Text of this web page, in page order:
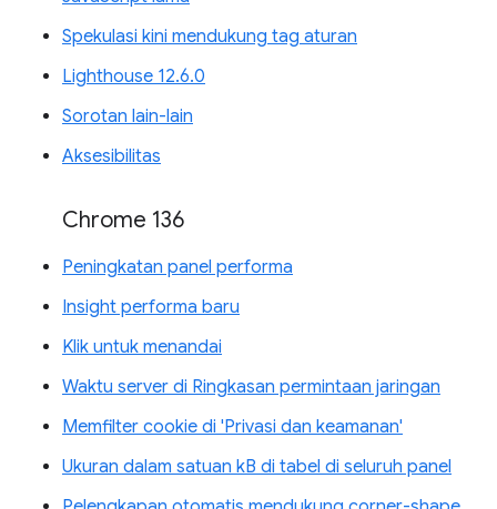
Spekulasi kini mendukung tag aturan
Lighthouse 12.6.0
Sorotan lain-lain
Aksesibilitas
Chrome 136
Peningkatan panel performa
Insight performa baru
Klik untuk menandai
Waktu server di Ringkasan permintaan jaringan
Memfilter cookie di 'Privasi dan keamanan'
Ukuran dalam satuan kB di tabel di seluruh panel